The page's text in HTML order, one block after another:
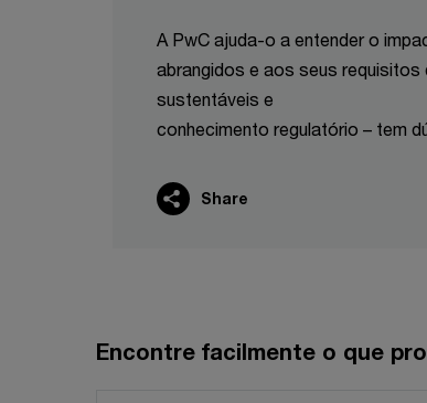
A PwC ajuda-o a entender o
abrangidos e aos seus
sustentáveis e
conhecimento regulatório – tem
Share
Encontre facilmente o que